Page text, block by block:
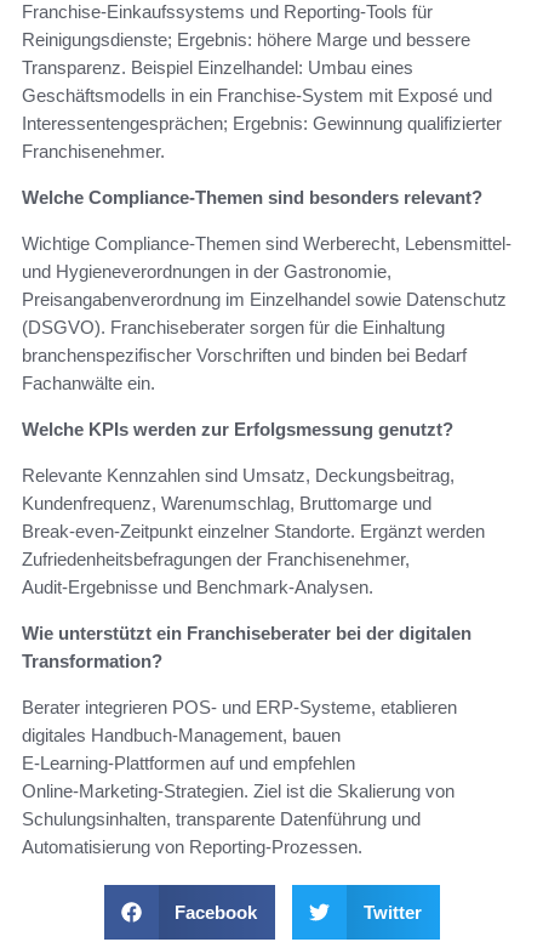
Franchise‑Einkaufssystems und Reporting‑Tools für
Reinigungsdienste; Ergebnis: höhere Marge und bessere
Transparenz. Beispiel Einzelhandel: Umbau eines
Geschäftsmodells in ein Franchise‑System mit Exposé und
Interessentengesprächen; Ergebnis: Gewinnung qualifizierter
Franchisenehmer.
Welche Compliance‑Themen sind besonders relevant?
Wichtige Compliance‑Themen sind Werberecht, Lebensmittel‑
und Hygieneverordnungen in der Gastronomie,
Preisangabenverordnung im Einzelhandel sowie Datenschutz
(DSGVO). Franchiseberater sorgen für die Einhaltung
branchenspezifischer Vorschriften und binden bei Bedarf
Fachanwälte ein.
Welche KPIs werden zur Erfolgsmessung genutzt?
Relevante Kennzahlen sind Umsatz, Deckungsbeitrag,
Kundenfrequenz, Warenumschlag, Bruttomarge und
Break‑even‑Zeitpunkt einzelner Standorte. Ergänzt werden
Zufriedenheitsbefragungen der Franchisenehmer,
Audit‑Ergebnisse und Benchmark‑Analysen.
Wie unterstützt ein Franchiseberater bei der digitalen
Transformation?
Berater integrieren POS‑ und ERP‑Systeme, etablieren
digitales Handbuch‑Management, bauen
E‑Learning‑Plattformen auf und empfehlen
Online‑Marketing‑Strategien. Ziel ist die Skalierung von
Schulungsinhalten, transparente Datenführung und
Automatisierung von Reporting‑Prozessen.
Facebook Twitter